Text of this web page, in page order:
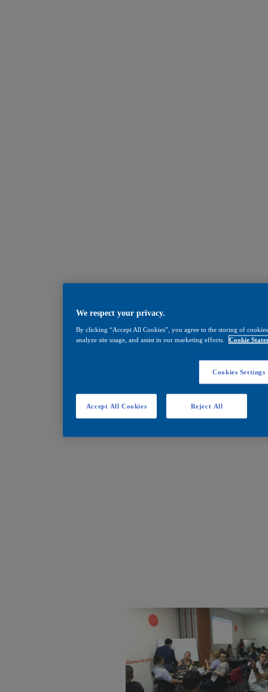
We respect your privacy.
By clicking “Accept All Cookies”, you agree to the storing of
analyze site usage, and assist in our marketing efforts.
Cookie
Cookies Settings
Reject All
Accept All Cookies